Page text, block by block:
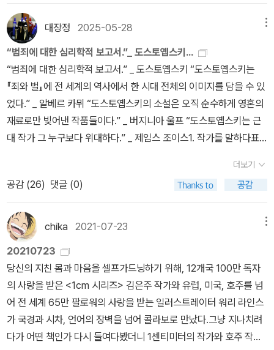
를 달아 이해를 높인 것은 물론 한국인 러시아정교회 사제들의 자문
을 받아 실제로 쓰이는 러시아정교의 용어를 사용했다. 이에 따라 기
존에 개신교 명칭 ‘장로’로 번역해온 것을 ‘장상’으로 고쳤으며 ‘수련
자’를 ‘수련수사’로 한 것 등도 마찬가지다. 또한 주요 인물이 모두 20
대 청년들이며 알렉세이가 10대 소년들과 교류하는 점을 감안해 새
세대의 독자들에게 친근하도록 현대적 언어를 사용했다. 원문을 그대
로 살려 제목을 ‘까라마조프 형제들’로 번역했으며, 기존 번역본의 일
부 오역을 바로잡았다. 제1부 138면 ‘아이들 돈을 장화 뒤로 빼돌린
식에 경종을 울리는 도스또옙스끼의 예언적 통찰력 하느님이 없으므
로 모든 것이 허용되는 세상은 부모 살해는 물론 그 어떤 범죄도
‘죄’가 아니라 단지 사회적 불평등의 결과, 경제적 문제, ‘돈의 문제’일
뿐이라는 무도하고 잔혹한 윤리의식을 팽배하게 할 수 있다. 표도르
의 모습에서 알 수 있듯 모든 질서와 도덕적 경계의 파괴, 개인의 무제
한적 자유의 허용, 이에 대한 비판의 금지는 결국 인간성의 파괴만을
가속화할 것이다. 과학과 이성의 시대가 인간의 고립과 분열을 부추
기던 당대 분위기를 염려하고 인간 본성을 극한까지 탐구한 도스또옙
스끼의 이 걸작이 인간 종의 미래에 물음표를 던지고 있는 오늘날을
사는 새로운 독자들에게 더욱 큰 의미로 다가가리라 믿는다.
건 최근에 나온 김연경의 <백치> 번역본이다. 역자는 열린책들판 전
집의 최연소 역자이기도 했는데(<악령>을 번역했다) 이어서 <죄와
벌>과 <카라마조프가의 형제들> 번역서를 내놓고 <악령> 개정판에
이어서 <백치>를 완역함으로써 4대 장편 완역자 대열에 들어섰다
(최초는 아니므로 완역자 그룹이라고 해야겠다). <지하로부터의 수
기>까지 포함하여 후기 도스토옙스키 대표작들을 1인 번역으로 읽을
수 있다. 이보다 조금 앞서 화제가 된 건 김정아의 4대 전집 완역본
이다. <카라마조프>을 대단원으로 하여 4대 장편 1인 번역을 완결지
었고 <번역 일기>까지 펴내다. 원래는 지만지판 발췌역본을 주로 냈
었는데, 어느 시점에서 완역본으로 모드를 바꾸었고 어느 역자들보다
빨리 마무리지었다. 4대 장편 기준이라면 1인 완역본이 과거에 없었
그에 해당한다. 이들 3종의 1인 완역본은 4대 장편을 단일 역자의 번
역으로 읽게끔 한다는 장점이 있겠다(부분적으로 더 나은 다른 번역
본이 있다 하더라도). 4대 장편 가운데 2종 이상의 번역본 낸 경우까
지 더 짚어보면 먼저 김희숙 교수판이 있다. <죄와 벌>과 <카라마조
프>, 그리고 <백치>를 우리말로 옮겼다. 그리고 <죄와 벌>과 <카
라마조프>를 옮긴 홍대화 교수. 4대 장편을 번역한 건 아니지만(<가
난한 사람들>과 <분신> 등을 옮겼다) 도스토옙스키 가이드북을 여
러 권 펴낸 석영중 교수도 따로 적어돌 만하다. <백치> 강의와 <카라
대장정 2025-05-28
“범죄에 대한 심리학적 보고서.”_ 도스토옙스키...
“범죄에 대한 심리학적 보고서.” _ 도스토옙스키 “도스토옙스키는
『죄와 벌』에 전 세계의 역사에서 한 시대 전체의 이미지를 담을 수 있
었다.” _ 알베르 카뮈 “도스토옙스키의 소설은 오직 순수하게 영혼의
재료로만 빚어낸 작품들이다.” _ 버지니아 울프 “도스토옙스키는 근
대 작가 그 누구보다 위대하다.” _ 제임스 조이스1. 작가를 말하다표
도스토옙스키(1821~1881)는 톨스토이와 함께 19세기 러시아 문학
을 대표하는 위대한 소설가이자 비평가이며, 사상가이다. ‘의식의 리
얼리즘’이라 불리는 개성적인 스타일로 정치적 · 사회적으로 복잡화
된 인간의 내면 심리를 탁월하게 그려 냈다.도스토옙스키는 러시아
소설에 등장할 법한 소설 속 주인공 같은 삶을 살았다. 20대 초반에
발표한 첫 장편 소설 『가난한 사람들』로 큰 성공을 거두었지만, 많은
돈을 모두 탕진해 가난에 허덕였다.도스토옙스키가 살았던 19세기
러시아는 어수선한 시대였다. 농노 제도를 기반으로 풍요로운 삶을
누리는 귀족과 가난으로 비참한 농민과 도시 빈민들, 그리고 새로운
세상을 꿈꾸는 지식인들로 혼란스럽게 분열되어 있었다.특히 이 무
렵, 유럽에서 들어온 혁명 사상은 러시아 지식인들 사이에서 빠른 속
더보기
공감 (26) 댓글 (0)
chika 2021-07-23
20210723
당신의 지친 몸과 마음을 셀프가드닝하기 위해, 12개국 100만 독자
의 사랑을 받은 <1cm 시리즈> 김은주 작가와 유럽, 미국, 호주를 넘
어 전 세계 65만 팔로워의 사랑을 받는 일러스트레이터 워리 라인스
가 국경과 시차, 언어의 장벽을 넘어 콜라보로 만났다.그냥 지나치려
다가 어떤 책인가 다시 들여다봤더니 1센티미터의 작가와 호주 작가